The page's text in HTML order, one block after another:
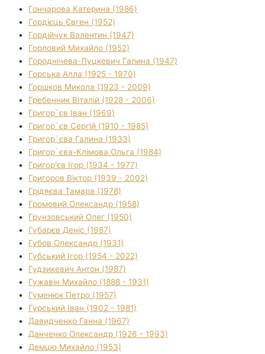
Гончарова Катерина (1986)
Гордієць Євген (1952)
Гордійчук Валентин (1947)
Горловий Михайло (1952)
Городнічева-Луцкевич Галина (1947)
Горська Алла (1925 - 1970)
Горшков Микола (1923 - 2009)
Гребенник Віталій (1928 - 2006)
Григор`єв Іван (1969)
Григор`єв Сергій (1910 - 1985)
Григор`єва Галина (1933)
Григор`єва-Клімова Ольга (1984)
Григор'єв Ігор (1934 - 1977)
Григоров Віктор (1939 - 2002)
Грідяєва Тамара (1978)
Громовий Олександр (1958)
Грунзовський Олег (1950)
Губарєв Деніс (1987)
Губов Олександр (1931)
Губський Ігор (1954 - 2022)
Гудзикевич Антон (1987)
Гужавін Михайло (1888 - 1931)
Гуменюк Петро (1957)
Гурський Іван (1902 - 1981)
Давидченко Ганна (1967)
Данченко Олександр (1926 - 1993)
Демцю Михайло (1953)